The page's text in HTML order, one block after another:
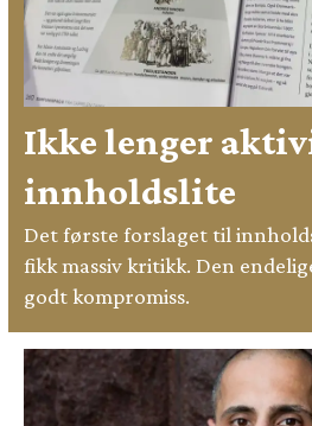
Ikke lenger
innholdslite
Det første forslaget til
fikk massiv kritikk. Den
godt kompromiss.